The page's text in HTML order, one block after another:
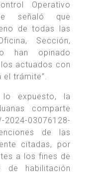
Operativo
señaló que
de todas las
Sección,
han opinado
actuados con
trámite”.
expuesto, la
comparte
03076128-
de las
citadas, por
a los fines de
de habilitación